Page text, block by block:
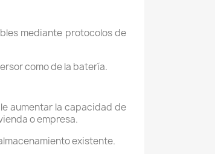
mediante protocolos de
como de la batería.
aumentar la capacidad de
o empresa.
existente.